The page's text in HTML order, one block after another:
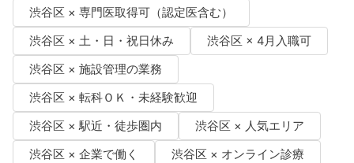
渋谷区 × 専門医取得可（認定医含む）
渋谷区 × 土・日・祝日休み
渋谷区 × 4月入職可
渋谷区 × 施設管理の業務
渋谷区 × 転科ＯＫ・未経験歓迎
渋谷区 × 駅近・徒歩圏内
渋谷区 × 人気エリア
渋谷区 × 企業で働く
渋谷区 × オンライン診療